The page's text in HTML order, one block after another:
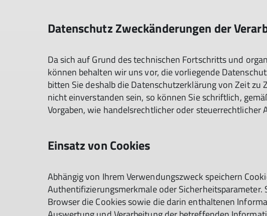
Datenschutz Zweckänderungen der
Da sich auf Grund des technischen Fortschritts und
können behalten wir uns vor, die vorliegende
bitten Sie deshalb die Datenschutzerklärung von Zeit
nicht einverstanden sein, so können Sie schriftlich,
Vorgaben, wie handelsrechtlicher oder
Einsatz von Cookies
Abhängig von Ihrem Verwendungszweck speichern
Authentifizierungsmerkmale oder
Browser die Cookies sowie die darin enthaltenen